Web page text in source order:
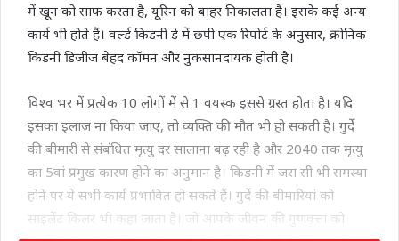
में खून को साफ करता है, यूरिन को बाहर निकालता है। इसके कई अन्य
कार्य भी होते हैं। वर्ल्ड किडनी डे में छपी एक रिपोर्ट के अनुसार, क्रोनिक
किडनी डिजीज बेहद कॉमन और नुकसानदायक होती है।
विश्व भर में प्रत्येक 10 लोगों में से 1 वयस्क इससे ग्रस्त होता है। यदि
इसका इलाज ना किया जाए, तो व्यक्ति की मौत भी हो सकती है। गुर्दे
की बीमारी से संबंधित मृत्यु दर सालाना बढ़ रही है और 2040 तक मृत्यु
का 5वां प्रमुख कारण होने का अनुमान है। किडनी में जरा सी भी समस्या
होने पर ये सभी कार्य प्रभावित हो सकते हैं। गुर्दे की बीमारियां को
साइलेंट किलर भी कहा जाता है। जो आपके जीवन की गुणवत्ता को